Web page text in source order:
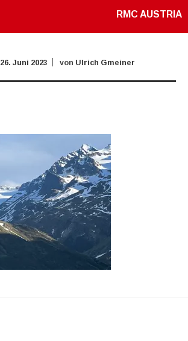
RMC AUSTRIA
26. Juni 2023 von Ulrich Gmeiner